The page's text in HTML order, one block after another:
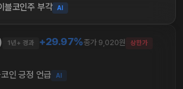
블코인주 부각 AI
1년+ 경과 +29.97%종가 9,020원
상한가
인 긍정 언급 AI